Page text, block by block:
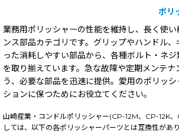
ポリ
業務用ポリッシャーの性能を維持し、長く使
ンス部品カテゴリです。グリップやハンドル
った消耗しやすい部品から、各種ボルト・ネ
を取り揃えています。急な故障や定期メンテナ
う、必要な部品を迅速に提供。愛用のポリッシ
ションに保つためにお役立てください。
山崎産業・コンドルポリッシャー(CP-12M、CP-12K
しては、以下の各ポリッシャーパーツとは互換性があ